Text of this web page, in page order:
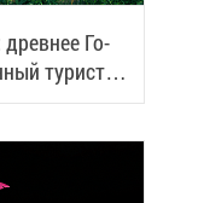
древ­нее Го­
ту­ри­сти­